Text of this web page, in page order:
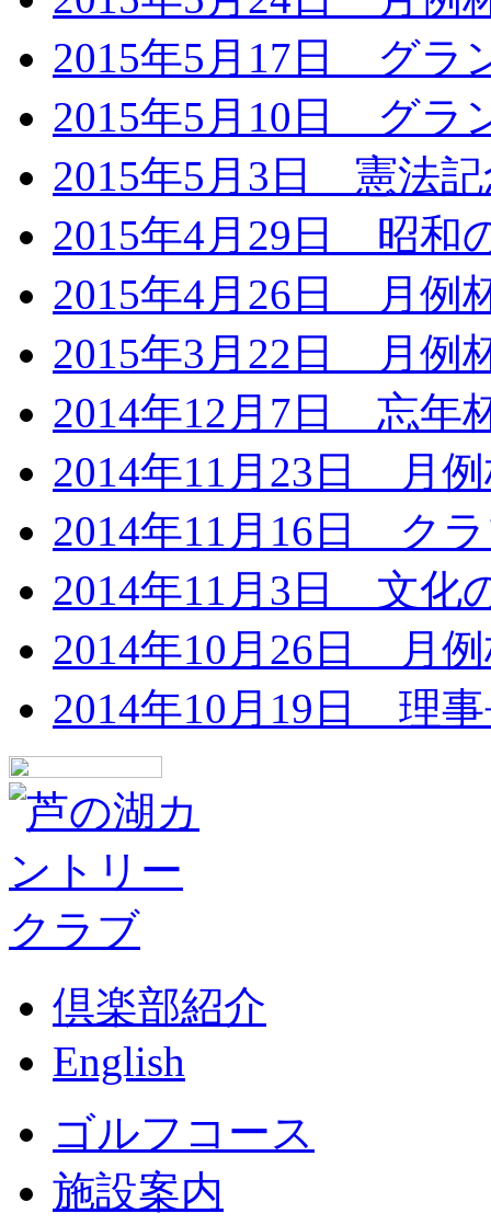
2015年5月17日 グラ
2015年5月10日 グラ
2015年5月3日 憲法
2015年4月29日 昭和
2015年4月26日 月例
2015年3月22日 月例
2014年12月7日 忘年
2014年11月23日 月
2014年11月16日 ク
2014年11月3日 文化
2014年10月26日 月
2014年10月19日 理
倶楽部紹介
English
ゴルフコース
施設案内